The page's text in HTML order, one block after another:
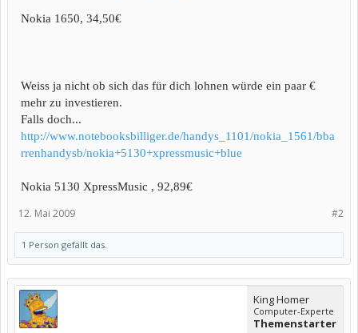
Nokia 1650, 34,50€
Weiss ja nicht ob sich das für dich lohnen würde ein paar €
mehr zu investieren.
Falls doch...
http://www.notebooksbilliger.de/handys_1101/nokia_1561/bba
rrenhandysb/nokia+5130+xpressmusic+blue
Nokia 5130 XpressMusic , 92,89€
#2
12. Mai 2009
1 Person gefällt das.
King Homer
Computer-Experte
Themenstarter